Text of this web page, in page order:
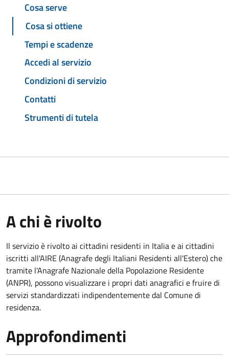
Cosa serve
Cosa si ottiene
Tempi e scadenze
Accedi al servizio
Condizioni di servizio
Contatti
Strumenti di tutela
A chi è rivolto
Il servizio è rivolto ai cittadini residenti in Italia e ai cittadini
iscritti all'AIRE (Anagrafe degli Italiani Residenti all'Estero) che
tramite l'Anagrafe Nazionale della Popolazione Residente
(ANPR), possono visualizzare i propri dati anagrafici e fruire di
servizi standardizzati indipendentemente dal Comune di
residenza.
Approfondimenti